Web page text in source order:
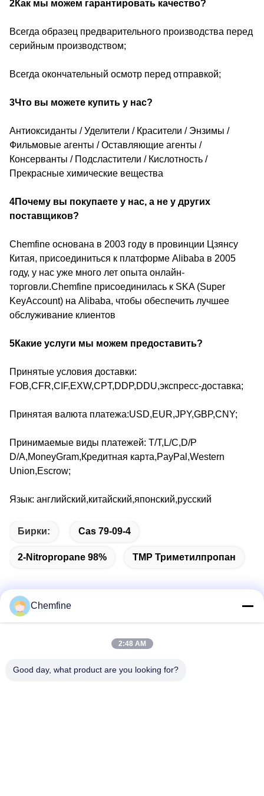
2Как мы можем гарантировать качество?
Всегда образец предварительного производства перед
серийным производством;
Всегда окончательный осмотр перед отправкой;
3Что вы можете купить у нас?
Антиоксиданты / Уделители / Красители / Энзимы /
Фильмовые агенты / Оставляющие агенты /
Консерванты / Подсластители / Кислотность /
Прекрасные химические вещества
4Почему вы покупаете у нас, а не у других
поставщиков?
Chemfine основана в 2003 году в провинции Цзянсу
Китая, присоединиться к платформе Alibaba в 2005
году, у нас уже много лет опыта онлайн-
торговли.Chemfine присоединилась к SKA (Super
KeyAccount) на Alibaba, чтобы обеспечить лучшее
обслуживание клиентов
5Какие услуги мы можем предоставить?
Принятые условия доставки:
FOB,CFR,CIF,EXW,CPT,DDP,DDU,экспресс-доставка;
Принятая валюта платежа:USD,EUR,JPY,GBP,CNY;
Принимаемые виды платежей: T/T,L/C,D/P
D/A,MoneyGram,Кредитная карта,PayPal,Western
Union,Escrow;
Язык: английский,китайский,японский,русский
Бирки: Cas 79-09-4
2-Nitropropane 98% TMP Триметилпропан
Комната 924, дорога No.813 Yinxiu, город Wuxi, Цзянсу,
Chemfine
2:48 AM
Good day, what product are you looking for?